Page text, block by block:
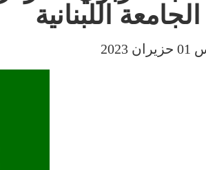
اللبنانية